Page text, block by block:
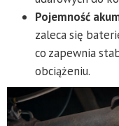
Pojemność
zaleca się
co zapewnia
obciążeniu.